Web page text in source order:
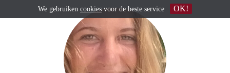
We gebruiken cookies voor de beste service OK!